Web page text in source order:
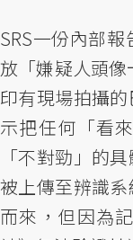
SRS一份內部
放「嫌疑人頭像
印有現場拍攝
示把任何「看
「不對勁」的
被上傳至辨識
而來，但因為